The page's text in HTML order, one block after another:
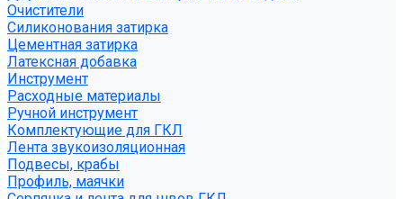
Очистители
Силиконования затирка
Цементная затирка
Латексная добавка
Инструмент
Расходные материалы
Ручной инструмент
Комплектующие для ГКЛ
Лента звукоизоляционная
Подвесы, крабы
Профиль, маячки